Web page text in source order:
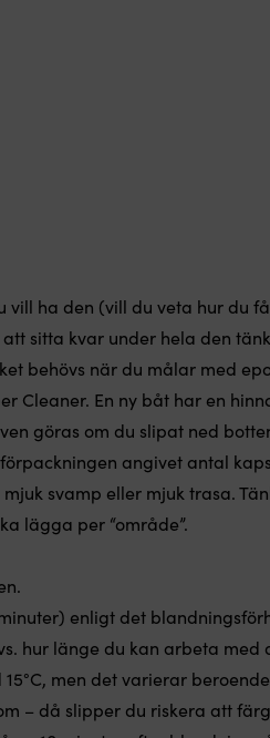
ha den (vill du veta hur du
sitta kvar under hela den
behövs när du målar med
Cleaner. En ny båt har en
göras om du slipat ned
angivet antal
svamp eller mjuk trasa.
lägga per “område”.
enligt det
hur länge du kan arbeta
men det varierar
– då slipper du riskera att